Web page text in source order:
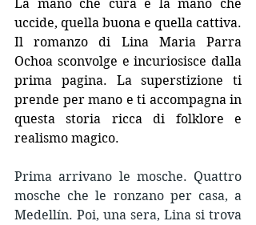
La mano che cura e la mano che
uccide, quella buona e quella cattiva.
Il romanzo di Lina Maria Parra
Ochoa sconvolge e incuriosisce dalla
prima pagina. La superstizione ti
prende per mano e ti accompagna in
questa storia ricca di folklore e
realismo magico.
Prima arrivano le mosche. Quattro
mosche che le ronzano per casa, a
Medellín. Poi, una sera, Lina si trova